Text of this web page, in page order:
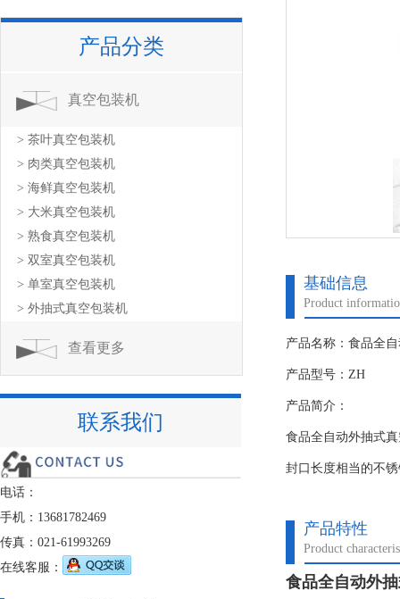
基础信息
Product
产品名称：食品全
产品型号：ZH
产品简介：
食品全自动外抽式
封口长度相当的不
产品特性
Product
食品全自动外
产品分类
真空包装机
> 茶叶真空包装机
> 肉类真空包装机
> 海鲜真空包装机
> 大米真空包装机
> 熟食真空包装机
> 双室真空包装机
> 单室真空包装机
> 外抽式真空包装机
查看更多
联系我们
电话：
手机：13681782469
传真：021-61993269
在线客服：